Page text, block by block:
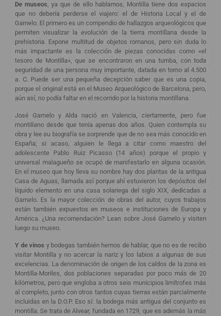
De museos, ya que de ello hablamos, Montilla tiene dos espacios
que no debería perderse el viajero: el de Historia Local y el de
Garnelo. El primero es un compendio de hallazgos arqueológicos que
permiten visualizar la evolución de la tierra montillana desde la
prehistoria. Expone multitud de objetos romanos, pero sin duda lo
más impactante es la colección de piezas conocidas como «el
tesoro de Montilla», que se encontraron en una tumba, con toda
seguridad de una persona muy importante, datada en torno al 4.500
a. C. Puede ser una pequeña decepción saber que es una copia,
porque el original está en el Museo Arqueológico de Barcelona, pero,
aún así, no podía faltar en el recorrido por la historia montillana.
José Garnelo y Alda nació en Valencia, ciertamente, pero fue
montillano desde que tenía apenas dos años. Quien contempla su
obra y lee su biografía se sorprende que de no sea más conocido en
España; si acaso, alguien le llega a citar como maestro del
adolescente Pablo Ruiz Picasso (14 años) porque el propio y
universal malagueño se ocupó de manifestarlo en alguna ocasión.
En el museo que hoy lleva su nombre hay dos plantas de la antigua
Casa de Aguas, llamada así porque ahí estuvieron los depósitos del
líquido elemento en una casa solariega del siglo XIX, dedicadas a
Garnelo. Es la mayor colección de obras del autor, cuyos trabajos
están también expuestos en museos e instituciones de Europa y
América. ¿Una recomendación? Lean sobre José Garnelo y visiten
luego su museo.
Y de vinos y bodegas también hemos de hablar, que no es de recibo
visitar Montilla y no acercar la nariz y los labios a algunas de sus
excelencias. La denominación de origen de los caldos de la zona es
Montilla-Moriles, dos poblaciones separadas por poco más de 20
kilómetros, pero que engloba a otros seis municipios limítrofes más
al completo, junto con otros tantos cuyas tierras están parcialmente
incluidas en la D.O.P. Eso sí: la bodega más antigua del conjunto es
montilla. Se trata de Alvear, fundada en 1729, que es además la más